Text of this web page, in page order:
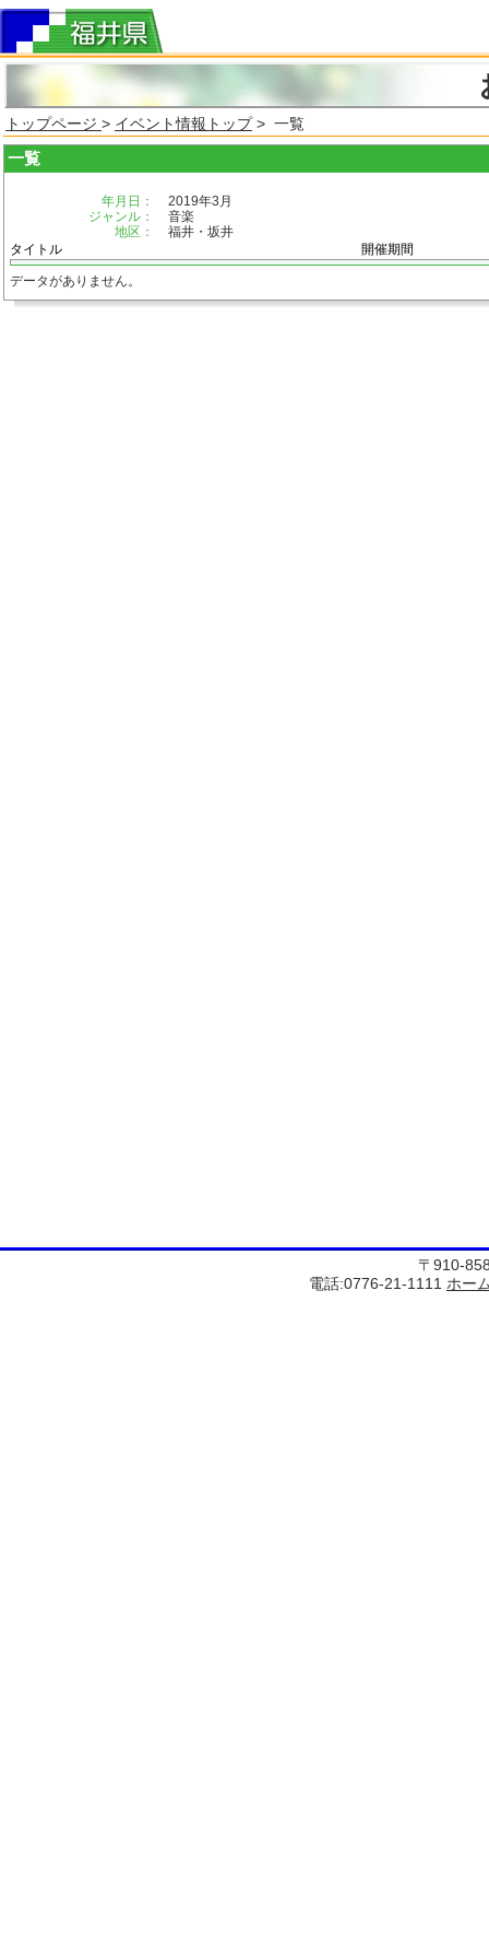
トップページ > イベント情報トップ> 一覧
一覧
年月日：
2019年3月
ジャンル：
音楽
地区：
福井・坂井
タイトル
開催期間
データがありません。
〒910-
電話:0776-21-1111 ホー